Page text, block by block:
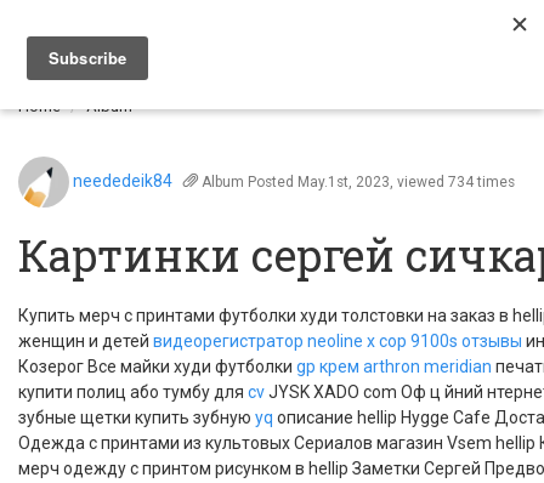
Home Album
neededeik84 Album Posted May.1st, 2023, viewed 734 times
Картинки сергей
Купить мерч с принтами футболки худи толстовки на заказ в
женщин и детей видеорегистратор neoline x cop 9100s отзывы
Козерог Все майки худи футболки gp крем arthron meridian
купити полиц або тумбу для cvJYSK XADO com Оф ц йний
зубные щетки купить зубную yq описание hellip Hygge Cafe
Одежда с принтами из культовых Сериалов магазин Vsem hellip
мерч одежду с принтом рисунком в hellip Заметки Сергей